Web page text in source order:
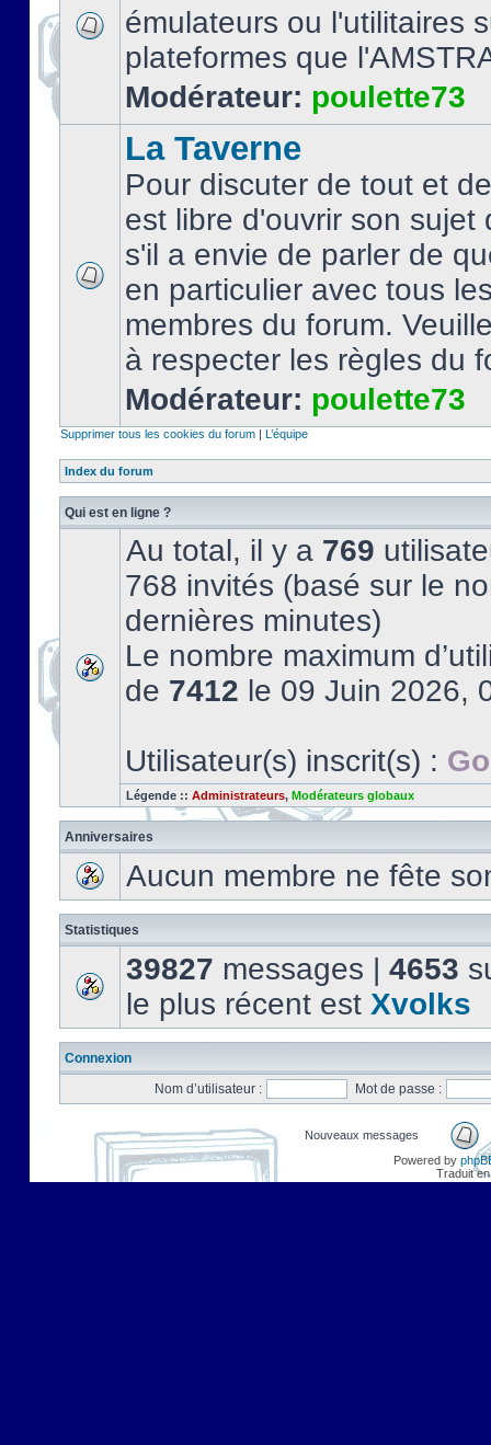
émulateurs ou l'utilitaires
plateformes que
Modérateur: poulette73
La Taverne
Pour discuter de tout et
est libre d'ouvrir son sujet
s'il a envie de parler de
en particulier avec tous
membres du forum.
à respecter les règles du
Modérateur: poulette73
Supprimer tous les cookies du forum | L’équipe
Index du forum
Qui est en ligne ?
Au total, il y a 769
768 invités (basé sur le
dernières minutes)
Le nombre maximum
de 7412 le 09 Juin 2026,
Utilisateur(s) inscrit(s) :
Légende :: Administrateurs, Modérateurs globaux
Anniversaires
Aucun membre ne fête
Statistiques
39827 messages | 4653
le plus récent est Xvolks
Connexion
Nom d’utilisateur :
Mot de passe :
Nouveaux messages
Powered by
Traduit